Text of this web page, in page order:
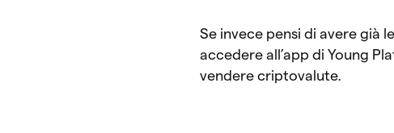
Se invece pensi di avere già
accedere all’app di Young
vendere criptovalute.